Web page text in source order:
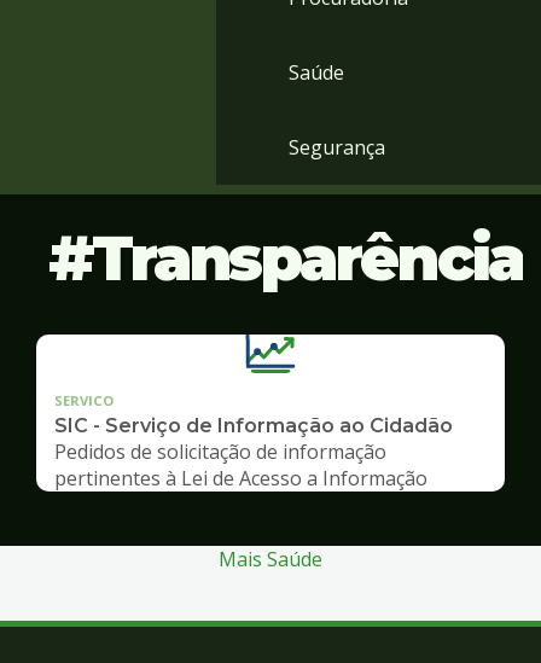
Saúde
Segurança
Transparência
SERVICO
SIC - Serviço de Informação ao Cidadão
Pedidos de solicitação de informação
pertinentes à Lei de Acesso a Informação
Mais Saúde